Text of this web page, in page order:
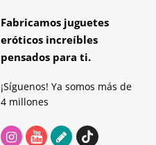
Fabricamos juguetes
eróticos increíbles
pensados para ti.
¡Síguenos! Ya somos más de
4 millones